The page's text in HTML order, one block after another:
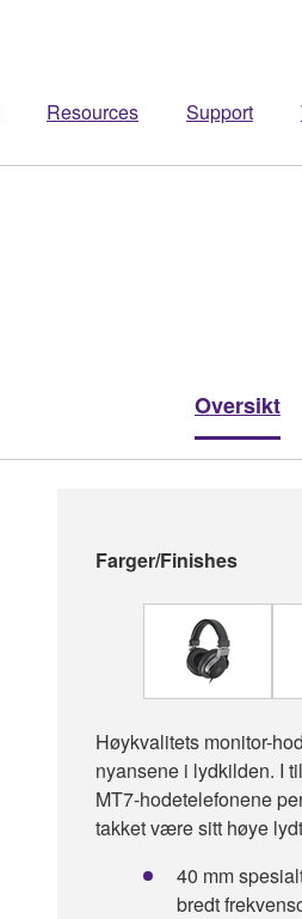
Resources Support
Oversikt
Farger/Finishes
Høykvalitets monitor-
nyansene i lydkilden. I
MT7-hodetelefonene
takket være sitt høye
40 mm
bredt